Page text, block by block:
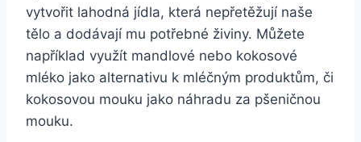
vytvořit lahodná jídla, která nepřetěžují naše
tělo a dodávají mu potřebné živiny. Můžete
například využít mandlové nebo kokosové
mléko jako alternativu k mléčným produktům, či
kokosovou mouku jako náhradu za pšeničnou
mouku.